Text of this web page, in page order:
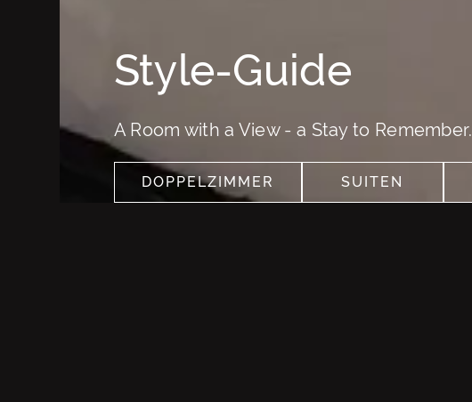
Style-Guide
A Room with a View - a Stay to Remember.
DOPPELZIMMER
SEE MORE
SUITEN
SEE MORE